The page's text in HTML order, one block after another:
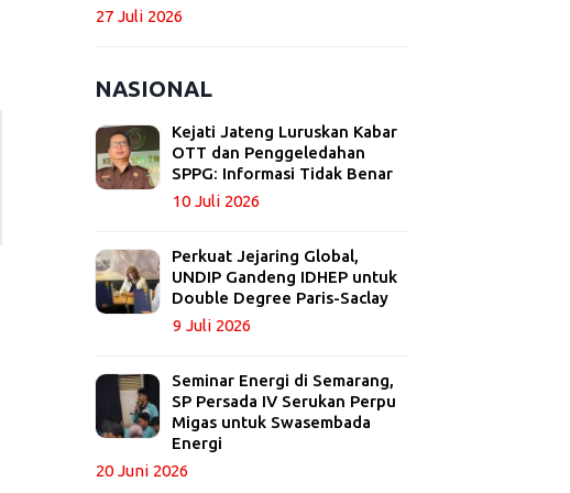
27 Juli 2026
NASIONAL
Kejati Jateng Luruskan Kabar
OTT dan Penggeledahan
SPPG: Informasi Tidak Benar
10 Juli 2026
Perkuat Jejaring Global,
UNDIP Gandeng IDHEP untuk
Double Degree Paris-Saclay
9 Juli 2026
Seminar Energi di Semarang,
SP Persada IV Serukan Perpu
Migas untuk Swasembada
Energi
20 Juni 2026